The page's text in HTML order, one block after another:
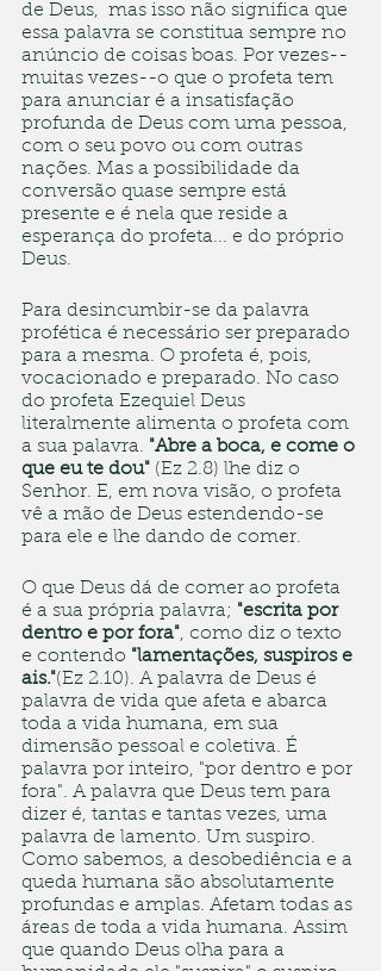
de Deus,  mas isso não significa que
essa palavra se constitua sempre no
anúncio de coisas boas. Por vezes--
muitas vezes--o que o profeta tem
para anunciar é a insatisfação
profunda de Deus com uma pessoa,
com o seu povo ou com outras
nações. Mas a possibilidade da
conversão quase sempre está
presente e é nela que reside a
esperança do profeta... e do próprio
Deus.
Para desincumbir-se da palavra
profética é necessário ser preparado
para a mesma. O profeta é, pois,
vocacionado e preparado. No caso
do profeta Ezequiel Deus
literalmente alimenta o profeta com
a sua palavra. "Abre a boca, e come o
que eu te dou" (Ez 2.8) lhe diz o
Senhor. E, em nova visão, o profeta
vê a mão de Deus estendendo-se
para ele e lhe dando de comer.
O que Deus dá de comer ao profeta
é a sua própria palavra; "escrita por
dentro e por fora", como diz o texto
e contendo "lamentações, suspiros e
ais."(Ez 2.10). A palavra de Deus é
palavra de vida que afeta e abarca
toda a vida humana, em sua
dimensão pessoal e coletiva. É
palavra por inteiro, "por dentro e por
fora". A palavra que Deus tem para
dizer é, tantas e tantas vezes, uma
palavra de lamento. Um suspiro.
Como sabemos, a desobediência e a
queda humana são absolutamente
profundas e amplas. Afetam todas as
áreas de toda a vida humana. Assim
que quando Deus olha para a